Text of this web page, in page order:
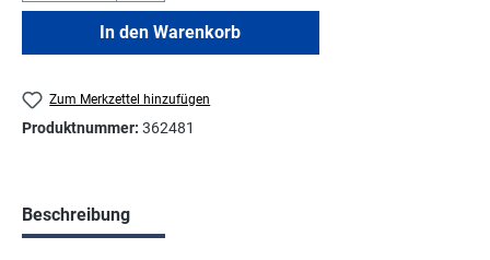
In den Warenkorb
Zum Merkzettel hinzufügen
Produktnummer: 362481
Beschreibung